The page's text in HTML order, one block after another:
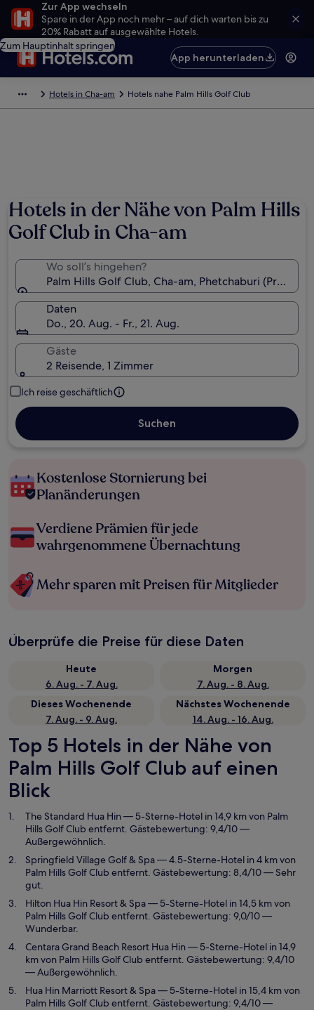
Zur App wechseln
Spare in der App noch mehr – auf dich warten bis zu
20% Rabatt auf ausgewählte Hotels.
Zum Hauptinhalt springen
App herunterladen
Hotels in Cha-am Hotels nahe Palm Hills Golf Club
Hotels in der Nähe von Palm Hills
Golf Club in Cha-am
Wo soll’s hingehen?
Palm Hills Golf Club, Cha-am, Phetchaburi (Provinz),
Daten
Do., 20. Aug. - Fr., 21. Aug.
Gäste
2 Reisende, 1 Zimmer
Ich reise geschäftlich
Suchen
Kostenlose Stornierung bei
Planänderungen
Verdiene Prämien für jede
wahrgenommene Übernachtung
Mehr sparen mit Preisen für Mitglieder
Überprüfe die Preise für diese Daten
Heute
6. Aug. - 7. Aug.
Morgen
7. Aug. - 8. Aug.
Dieses Wochenende
7. Aug. - 9. Aug.
Nächstes Wochenende
14. Aug. - 16. Aug.
Top 5 Hotels in der Nähe von
Palm Hills Golf Club auf einen
Blick
The Standard Hua Hin— 5-Sterne-Hotel in 14,9 km von Palm
Hills Golf Club entfernt. Gästebewertung: 9,4/10 —
Außergewöhnlich.
Springfield Village Golf & Spa— 4.5-Sterne-Hotel in 4 km von
Palm Hills Golf Club entfernt. Gästebewertung: 8,4/10 — Sehr
gut.
Hilton Hua Hin Resort & Spa— 5-Sterne-Hotel in 14,5 km von
Palm Hills Golf Club entfernt. Gästebewertung: 9,0/10 —
Wunderbar.
Centara Grand Beach Resort Hua Hin— 5-Sterne-Hotel in 14,9
km von Palm Hills Golf Club entfernt. Gästebewertung: 9,4/10
— Außergewöhnlich.
Hua Hin Marriott Resort & Spa— 5-Sterne-Hotel in 15,4 km von
Palm Hills Golf Club entfernt. Gästebewertung: 9,4/10 —